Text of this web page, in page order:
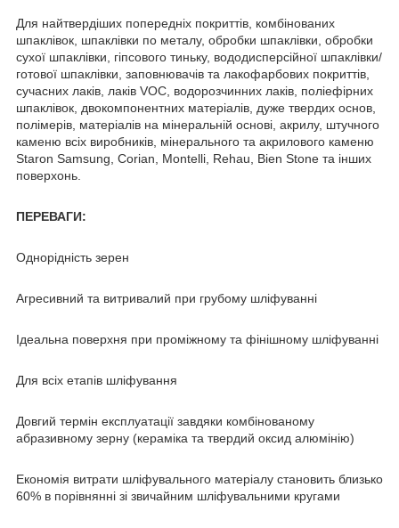
Для найтвердіших попередніх покриттів, комбінованих
шпаклівок, шпаклівки по металу, обробки шпаклівки, обробки
сухої шпаклівки, гіпсового тиньку, вододисперсійної шпаклівки/
готової шпаклівки, заповнювачів та лакофарбових покриттів,
сучасних лаків, лаків VOC, водорозчинних лаків, поліефірних
шпаклівок, двокомпонентних матеріалів, дуже твердих основ,
полімерів, матеріалів на мінеральній основі, акрилу, штучного
каменю всіх виробників, мінерального та акрилового каменю
Staron Samsung, Corian, Montelli, Rehau, Bien Stone та інших
поверхонь.
ПЕРЕВАГИ:
Однорідність зерен
Агресивний та витривалий при грубому шліфуванні
Ідеальна поверхня при проміжному та фінішному шліфуванні
Для всіх етапів шліфування
Довгий термін експлуатації завдяки комбінованому
абразивному зерну (кераміка та твердий оксид алюмінію)
Економія витрати шліфувального матеріалу становить близько
60% в порівнянні зі звичайним шліфувальними кругами